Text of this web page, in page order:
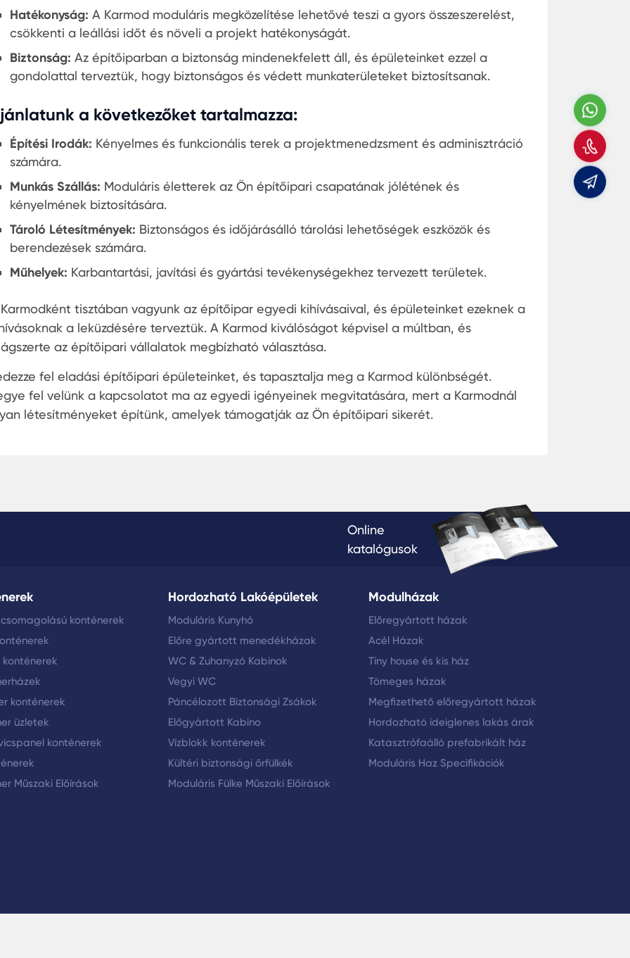
Hatékonyság: A Karmod moduláris megközelítése lehetővé teszi a gyors összeszerelést,
csökkenti a leállási időt és növeli a projekt hatékonyságát.
Biztonság: Az építőiparban a biztonság mindenekfelett áll, és épületeinket ezzel a
gondolattal terveztük, hogy biztonságos és védett munkaterületeket biztosítsanak.
a következőket tartalmazza:
Építési Irodák: Kényelmes és funkcionális terek a projektmenedzsment és adminisztráció
számára.
Munkás Szállás: Moduláris életterek az Ön építőipari csapatának jólétének és
kényelmének biztosítására.
Tároló Létesítmények: Biztonságos és időjárásálló tárolási lehetőségek eszközök és
berendezések számára.
Műhelyek: Karbantartási, javítási és gyártási tevékenységekhez tervezett területek.
tisztában vagyunk az építőipar egyedi kihívásaival, és épületeinket ezeknek a
a leküzdésére terveztük. A Karmod kiválóságot képvisel a múltban, és
az építőipari vállalatok megbízható választása.
fel eladási építőipari épületeinket, és tapasztalja meg a Karmod különbségét.
fel velünk a kapcsolatot ma az egyedi igényeinek megvitatására, mert a Karmodnál
létesítményeket építünk, amelyek támogatják az Ön építőipari sikerét.
Online
katalógusok
konténerek
konténerek
konténerek
üzletek
konténerek
Műszaki Előírások
Hordozható Lakóépületek
Moduláris Kunyhó
Előre gyártott menedékházak
WC & Zuhanyzó Kabinok
Vegyi WC
Páncélozott Biztonsági Zsákok
Előgyártott Kabino
Vízblokk konténerek
Kültéri biztonsági őrfülkék
Moduláris Fülke Műszaki Előírások
Modulházak
Előregyártott házak
Acél Házak
Tiny house és kis ház
Tömeges házak
Megfizethető előregyártott házak
Hordozható ideiglenes lakás árak
Katasztrófaálló prefabrikált ház
Moduláris Haz Specifikációk